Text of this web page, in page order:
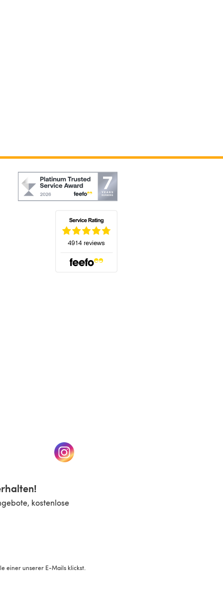
neuen Tab)(öffnet sich in einem neuen Tab)
kostenlose
einer unserer E-Mails klickst.